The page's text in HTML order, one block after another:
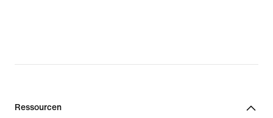
Ressourcen